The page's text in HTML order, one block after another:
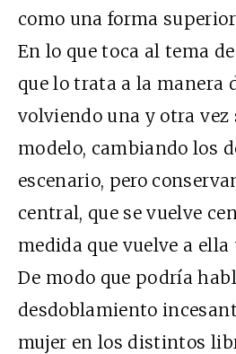
como una forma
En lo que toca al tema
que lo trata a la manera
volviendo una y otra vez
modelo, cambiando los
escenario, pero
central, que se vuelve
medida que vuelve a ella
De modo que podría
desdoblamiento
mujer en los distintos